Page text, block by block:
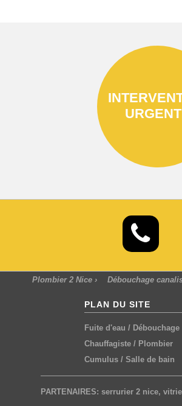
Plombier 2 Nice › Débouchage
PLAN DU SITE
Fuite d'eau / Débouchage
Chauffagiste/ Plombier
Cumulus/ Salle de bain
PARTENAIRES:serrurier 2 nice,